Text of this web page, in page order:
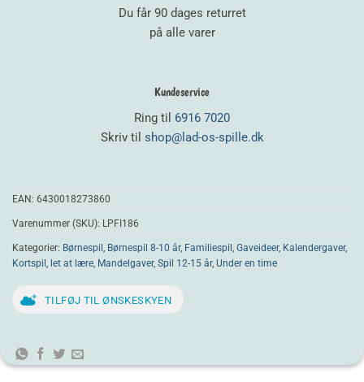
Du får 90 dages returret
på alle varer
Kundeservice
Ring til 6916 7020
Skriv til shop@lad-os-spille.dk
EAN: 6430018273860
Varenummer (SKU): LPFI186
Kategorier: Børnespil , Børnespil 8-10 år, Familiespil , Gaveideer, Kalendergaver,
Kortspil , let at lære, Mandelgaver, Spil 12-15 år, Under en time
TILFØJ TIL ØNSKESKYEN